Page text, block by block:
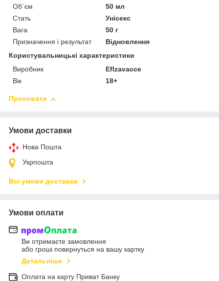
Об`єм
50 мл
Стать
Унісекс
Вага
50 г
Призначення і результат
Відновлення
Користувальницькі характеристики
Виробник
Eflzavacce
Вік
18+
Приховати
Умови доставки
Нова Пошта
Укрпошта
Всі умови доставки
Умови оплати
Ви отримаєте замовлення
або гроші повернуться на вашу картку
Детальніше
Оплата на карту Приват Банку